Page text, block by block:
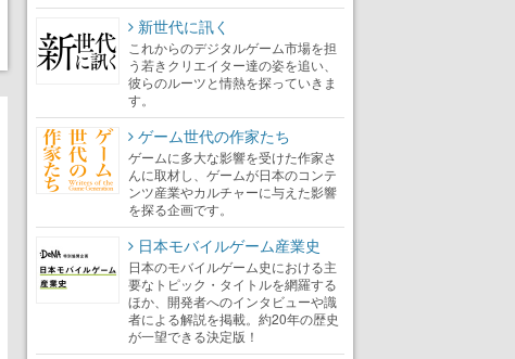
新世代に訊く
これからのデジタルゲーム市場を担
う若きクリエイター達の姿を追い、
彼らのルーツと情熱を探っていきま
す。
ゲーム世代の作家たち
ゲームに多大な影響を受けた作家さ
んに取材し、ゲームが日本のコンテ
ンツ産業やカルチャーに与えた影響
を探る企画です。
日本モバイルゲーム産業史
日本のモバイルゲーム史における主
要なトピック・タイトルを網羅する
ほか、開発者へのインタビューや識
者による解説を掲載。約20年の歴史
が一望できる決定版！